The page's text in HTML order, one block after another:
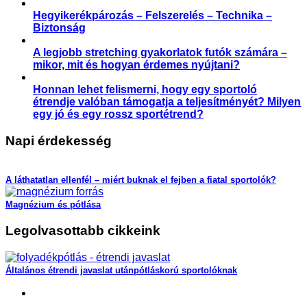
Hegyikerékpározás – Felszerelés – Technika –
Biztonság
A legjobb stretching gyakorlatok futók számára –
mikor, mit és hogyan érdemes nyújtani?
Honnan lehet felismerni, hogy egy sportoló
étrendje valóban támogatja a teljesítményét? Milyen
egy jó és egy rossz sportétrend?
Napi érdekesség
A láthatatlan ellenfél – miért buknak el fejben a fiatal sportolók?
Magnézium és pótlása
Legolvasottabb cikkeink
Általános étrendi javaslat utánpótláskorú sportolóknak